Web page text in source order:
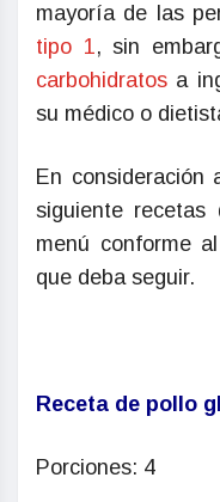
mayoría de las
tipo 1, sin
carbohidratos a
su médico o
En consideración
siguiente
menú conforme
que deba seguir.
Receta de pollo
Porciones: 4